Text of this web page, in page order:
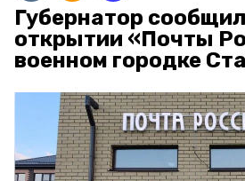
Губернатор
открытии «Почты
военном городке